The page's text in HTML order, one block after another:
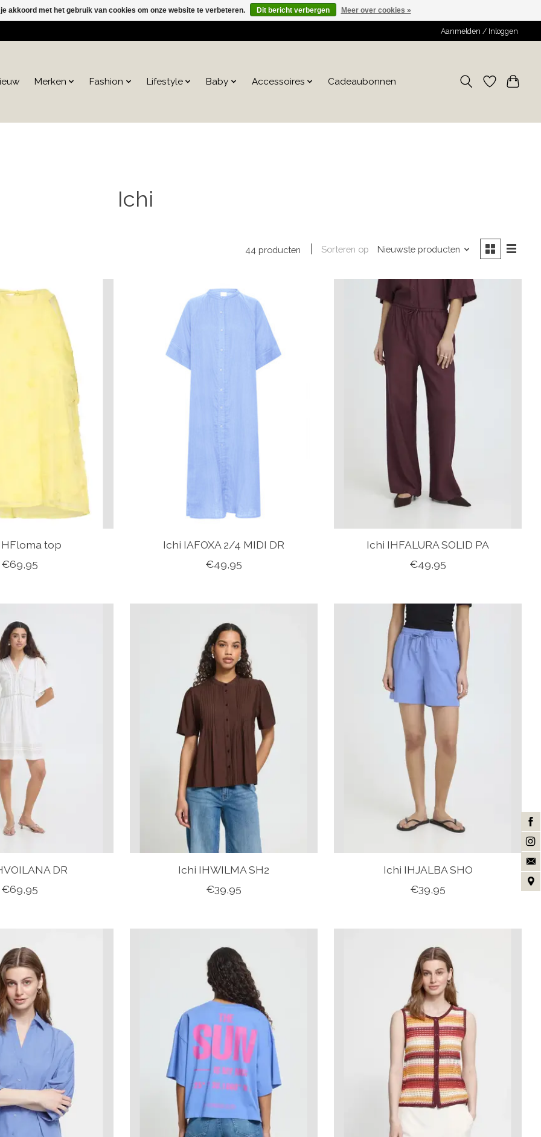
Aanmelden / Inloggen
Merken Fashion Lifestyle Baby Accessoires Cadeaubonnen
Ichi
44 producten Sorteren op Nieuwste producten
top
€69,95
Ichi IAFOXA 2/4 MIDI DR
€49,95
Ichi IHFALURA SOLID PA
€49,95
DR
€69,95
Ichi IHWILMA SH2
€39,95
Ichi IHJALBA SHO
€39,95
akkoord met het gebruik van cookies om onze website te verbeteren. Dit bericht verbergen Meer over cookies »